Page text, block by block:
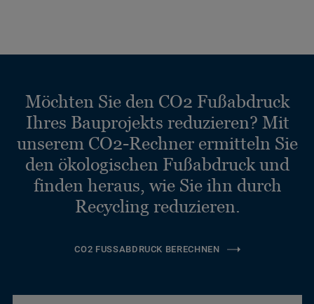
Möchten Sie den CO2 Fußabdruck
Ihres Bauprojekts reduzieren? Mit
unserem CO2-Rechner ermitteln Sie
den ökologischen Fußabdruck und
finden heraus, wie Sie ihn durch
Recycling reduzieren.
CO2 FUSSABDRUCK BERECHNEN